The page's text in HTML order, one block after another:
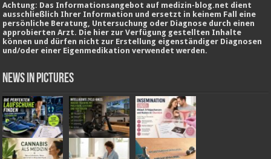
Achtung: Das Informationsangebot auf medizin-blog.net dient
ausschließlich Ihrer Information und ersetzt in keinem Fall eine
persönliche Beratung, Untersuchung oder Diagnose durch einen
approbierten Arzt. Die hier zur Verfügung gestellten Inhalte
können und dürfen nicht zur Erstellung eigenständiger Diagnosen
und/oder einer Eigenmedikation verwendet werden.
News in Pictures